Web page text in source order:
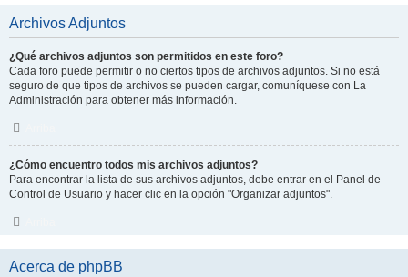
Archivos Adjuntos
¿Qué archivos adjuntos son permitidos en este foro?
Cada foro puede permitir o no ciertos tipos de archivos adjuntos. Si no está
seguro de que tipos de archivos se pueden cargar, comuníquese con La
Administración para obtener más información.
¿Cómo encuentro todos mis archivos adjuntos?
Para encontrar la lista de sus archivos adjuntos, debe entrar en el Panel de
Control de Usuario y hacer clic en la opción "Organizar adjuntos".
Acerca de phpBB